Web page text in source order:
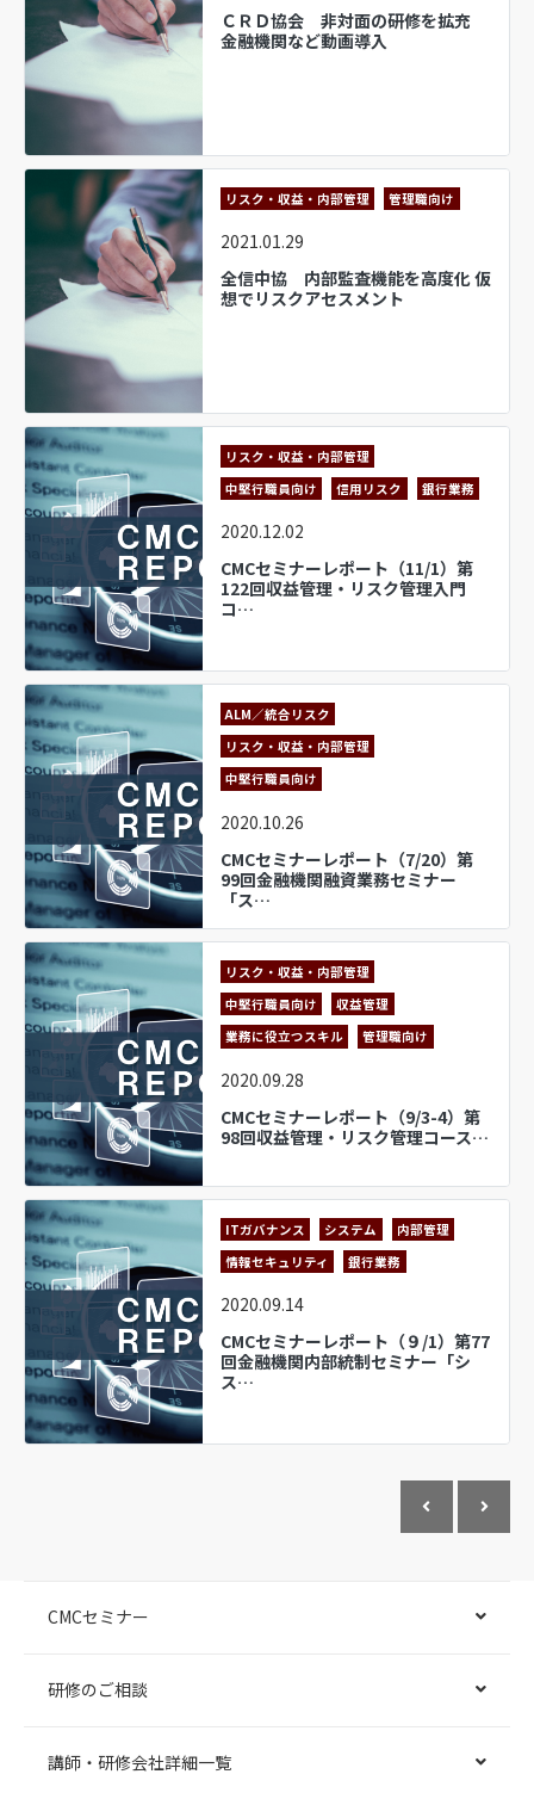
ＣＲＤ協会 非対面の研修を拡充
金融機関など動画導入
リスク・収益・内部管理 管理職向け
2021.01.29
全信中協 内部監査機能を高度化 仮
想でリスクアセスメント
リスク・収益・内部管理
中堅行職員向け
信用リスク 銀行業務
2020.12.02
CMCセミナーレポート（11/1）第
122回収益管理・リスク管理入門
コ…
ALM／統合リスク
リスク・収益・内部管理
中堅行職員向け
2020.10.26
CMCセミナーレポート（7/20）第
99回金融機関融資業務セミナー
「ス…
リスク・収益・内部管理
中堅行職員向け
収益管理
業務に役立つスキル
管理職向け
2020.09.28
CMCセミナーレポート（9/3-4）第
98回収益管理・リスク管理コース…
ITガバナンス システム
内部管理
情報セキュリティ
銀行業務
2020.09.14
CMCセミナーレポート（９/1）第77
回金融機関内部統制セミナー「シ
ス…
CMCセミナー
研修のご相談
講師・研修会社詳細一覧